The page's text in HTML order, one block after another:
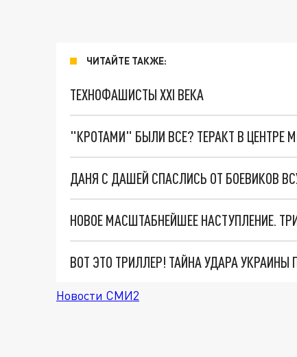
ЧИТАЙТЕ ТАКЖЕ:
ТЕХНОФАШИСТЫ XXI ВЕКА
"КРОТАМИ" БЫЛИ ВСЕ? ТЕРАКТ В
ДАНЯ С ДАШЕЙ СПАСЛИСЬ ОТ БОЕВИКОВ
ВОТ ЭТО ТРИЛЛЕР! ТАЙНА УДАРА
Новости СМИ2